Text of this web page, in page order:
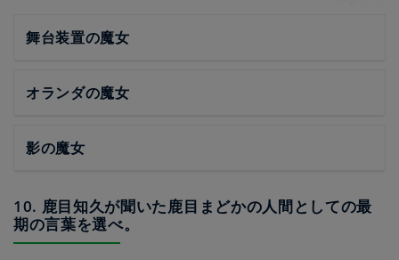
舞台装置の魔女
オランダの魔女
影の魔女
10. 鹿目知久が聞いた鹿目まどかの人間としての最
期の言葉を選べ。